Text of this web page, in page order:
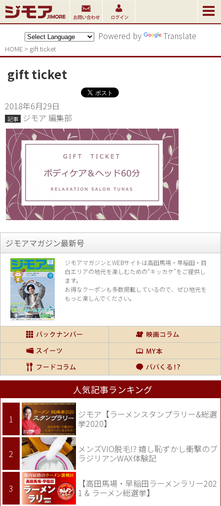
Powered by Translate
HOME > gift ticket
gift ticket
2018年6月29日
記事 ジモア 編集部
ジモアマガジン最新号
ジモアマガジンとWEBサイトは高田馬場・早稲田・目
白エリアの地元を楽しむための“キッカケ”をご提供し
ます。
お得なクーポンも多数掲載しているので、 ぜひ地元を
もっと楽しんでください。
人気記事ランキング
ジモア【ラーメンスタンプラリー&総選
挙2020】
メンズVIO脱毛!? 嬉し恥ずかし衝撃のブ
ラジリアンWAX体験記
【高田馬場・早稲田ラーメンラリー202
1 & ラーメン総選挙】